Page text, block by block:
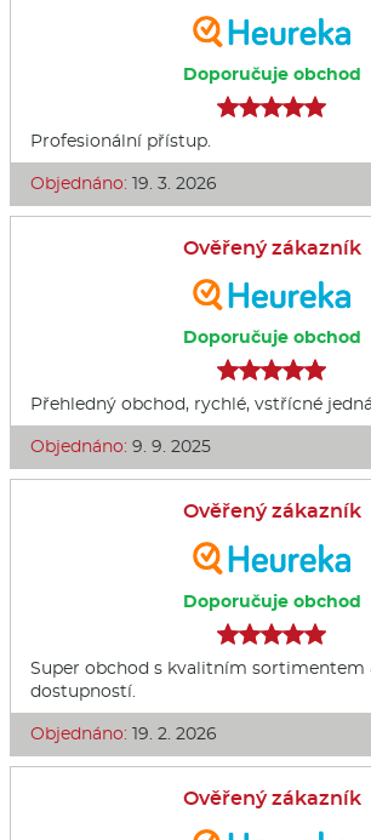
Doporučuje obchod
Profesionální přístup.
Objednáno: 19. 3. 2026
Ověřený zákazník
Doporučuje obchod
Přehledný obchod, rychlé, vstřícné
Objednáno: 9. 9. 2025
Ověřený zákazník
Doporučuje obchod
Super obchod s kvalitním sortimentem
dostupností.
Objednáno: 19. 2. 2026
Ověřený zákazník